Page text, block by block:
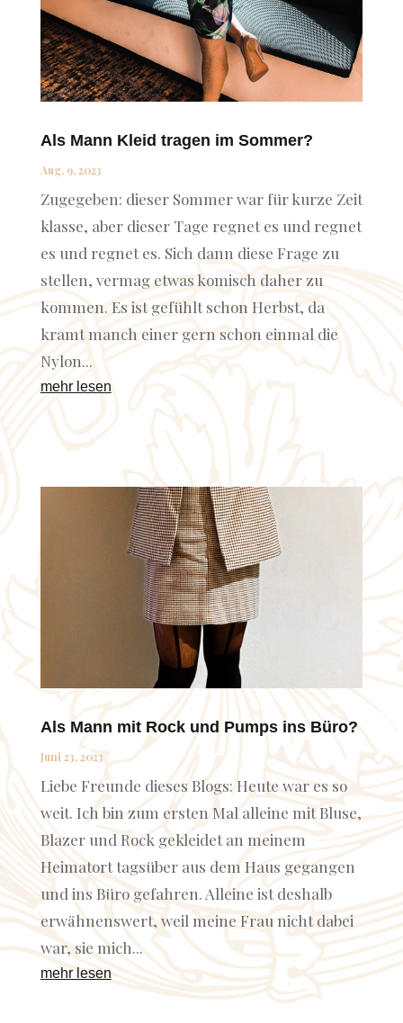
Als Mann Kleid tragen im Sommer?
Aug. 9, 2023
Zugegeben: dieser Sommer war für kurze Zeit
klasse, aber dieser Tage regnet es und regnet
es und regnet es. Sich dann diese Frage zu
stellen, vermag etwas komisch daher zu
kommen. Es ist gefühlt schon Herbst, da
kramt manch einer gern schon einmal die
Nylon...
mehr lesen
Als Mann mit Rock und Pumps ins Büro?
Juni 23, 2023
Liebe Freunde dieses Blogs: Heute war es so
weit. Ich bin zum ersten Mal alleine mit Bluse,
Blazer und Rock gekleidet an meinem
Heimatort tagsüber aus dem Haus gegangen
und ins Büro gefahren. Alleine ist deshalb
erwähnenswert, weil meine Frau nicht dabei
war, sie mich...
mehr lesen